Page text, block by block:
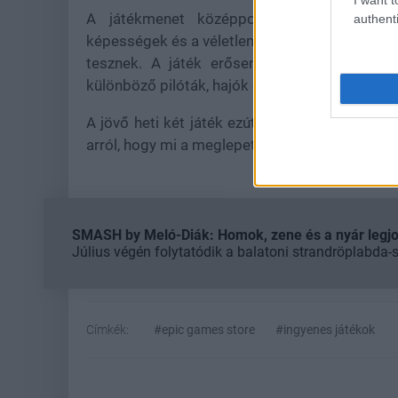
A játékmenet középpontjában a
képességek és a véletlenszerűen generált
tesznek. A játék erősen támaszkodik a
különböző pilóták, hajók és fejlesztések
A jövő heti két játék ezúttal is egy hatalmas
arról, hogy mi a meglepetés, mindenképp
SMASH by Meló-Diák: Homok, zene és a nyár
Július végén folytatódik a balatoni strandröplabda-
Címkék: #epic games store #ingyenes játékok